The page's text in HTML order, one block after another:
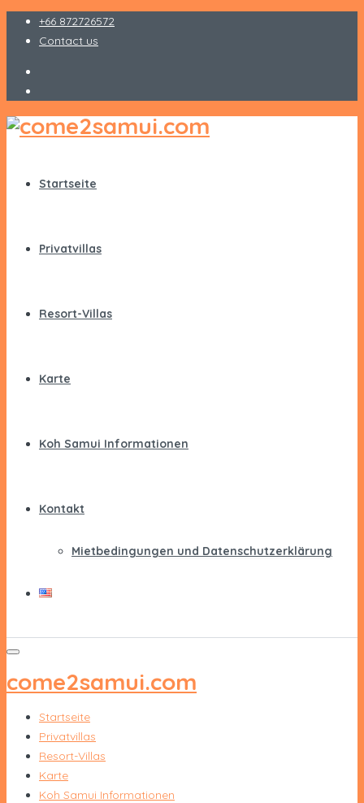
+66 872726572
Contact us
Startseite
Privatvillas
Resort-Villas
Karte
Koh Samui Informationen
Kontakt
Mietbedingungen und Datenschutzerklärung
come2samui.com
Startseite
Privatvillas
Resort-Villas
Karte
Koh Samui Informationen